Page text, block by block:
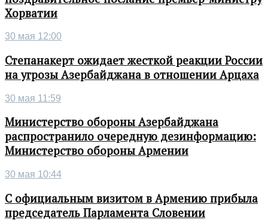
Хорватии
30 мая 12:00
Степанакерт ожидает жесткой реакции России
на угрозы Азербайджана в отношении Арцаха
30 мая 11:59
Министерство обороны Азербайджана
распространило очередную дезинформацию:
Министерство обороны Армении
30 мая 10:44
С официальным визитом в Армению прибыла
председатель Парламента Словении